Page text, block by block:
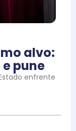
alvo:
pune
enfrente